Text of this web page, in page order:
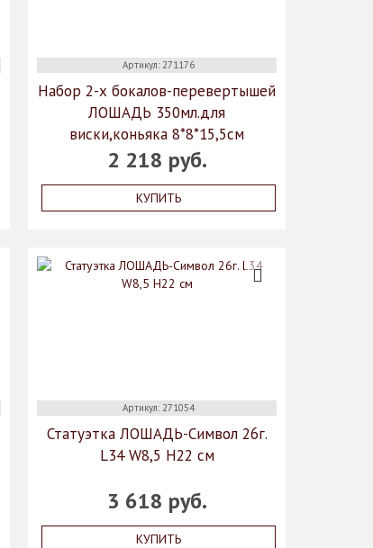
Артикул: 271176
Набор 2-х бокалов-перевертышей
ЛОШАДЬ 350мл.для
виски,коньяка 8*8*15,5см
2 218 руб.
КУПИТЬ
Артикул: 271054
Статуэтка ЛОШАДЬ-Символ 26г.
L34 W8,5 H22 см
3 618 руб.
КУПИТЬ